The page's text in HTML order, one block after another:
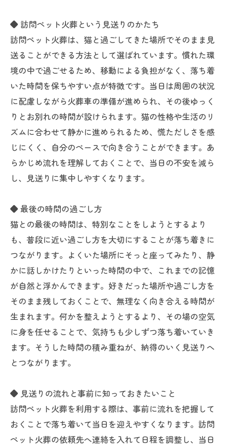
◆ 訪問ペット火葬という見送りのかたち
訪問ペット火葬は、猫と過ごしてきた場所でそのまま見
送ることができる方法として選ばれています。慣れた環
境の中で過ごせるため、移動による負担がなく、落ち着
いた時間を保ちやすい点が特徴です。当日は周囲の状況
に配慮しながら火葬車の準備が進められ、その後ゆっく
りとお別れの時間が設けられます。猫の性格や生活のリ
ズムに合わせて静かに進められるため、慌ただしさを感
じにくく、自分のペースで向き合うことができます。あ
らかじめ流れを理解しておくことで、当日の不安を減ら
し、見送りに集中しやすくなります。
◆ 最後の時間の過ごし方
猫との最後の時間は、特別なことをしようとするより
も、普段に近い過ごし方を大切にすることが落ち着きに
つながります。よくいた場所にそっと座ってみたり、静
かに話しかけたりといった時間の中で、これまでの記憶
が自然と浮かんできます。好きだった場所や過ごし方を
そのまま残しておくことで、無理なく向き合える時間が
生まれます。何かを整えようとするより、その場の空気
に身を任せることで、気持ちも少しずつ落ち着いていき
ます。そうした時間の積み重ねが、納得のいく見送りへ
とつながります。
◆ 見送りの流れと事前に知っておきたいこと
訪問ペット火葬を利用する際は、事前に流れを把握して
おくことで落ち着いて当日を迎えやすくなります。訪問
ペット火葬の依頼先へ連絡を入れて日程を調整し、当日